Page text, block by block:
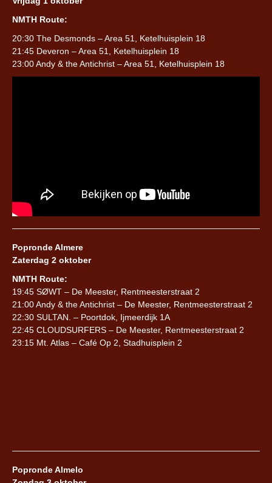
NMTH Route:
20:30 The Desmonds – Area 51, Ketelhuisplein 18
21:45 Deveron – Area 51, Ketelhuisplein 18
23:00 Andy & the Antichrist – Area 51, Ketelhuisplein 18
Popronde Almere
Zaterdag 2 oktober
NMTH Route:
19:45 SØWT – De Meester, Rentmeesterstraat 2
21:00 Andy & the Antichrist – De Meester, Rentmeesterstraat 2
22:30 SULTAN. – Poortdok, Ijmeerdijk 1A
22:45 CLOUDSURFERS – De Meester, Rentmeesterstraat 2
23:15 Mt. Atlas – Café Op 2, Stadhuisplein 2
Popronde Almelo